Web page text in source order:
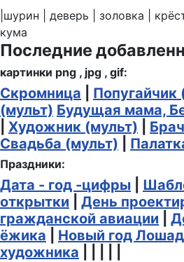
|шурин | деверь | золовка |
кума
Последние
картинки png , jpg , gif:
Скромница Попугайчик
(мульт) Будущая мама,
Художник (мульт)
Свадьба (мульт)
Праздники:
Дата - год -цифры
открытки
День
гражданской авиации
ёжика
Новый год
художника